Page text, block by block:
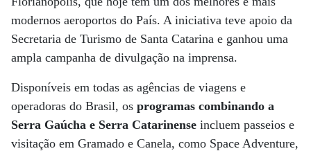
modernos aeroportos do País. A iniciativa teve apoio da
Secretaria de Turismo de Santa Catarina e ganhou uma
ampla campanha de divulgação na imprensa.
Disponíveis em todas as agências de viagens e
operadoras do Brasil, os programas combinando a
Serra Gaúcha e Serra Catarinense incluem passeios e
visitação em Gramado e Canela, como Space Adventure,